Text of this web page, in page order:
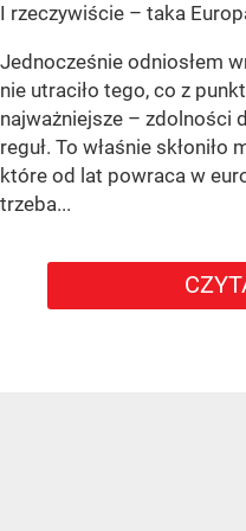
I rzeczywiście – taka
Jednocześnie odniosłem
nie utraciło tego, co z
najważniejsze – zdolności
reguł. To właśnie
które od lat powraca w
trzeba...